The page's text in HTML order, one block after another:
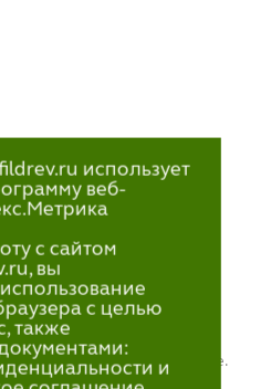
в Петрозаводске.
использует
веб-
с сайтом
вы
с целью
также
и